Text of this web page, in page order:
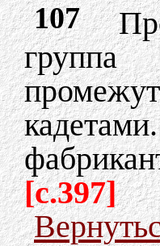
107
[c.397]